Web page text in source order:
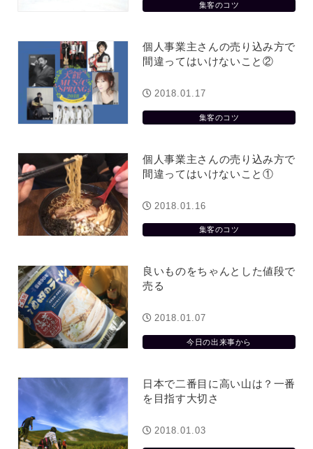
集客のコツ
個人事業主さんの売り込み方で
間違ってはいけないこと②
集客のコツ
2018.01.17
個人事業主さんの売り込み方で
間違ってはいけないこと①
集客のコツ
2018.01.16
良いものをちゃんとした値段で
売る
今日の出来事から
2018.01.07
日本で二番目に高い山は？一番
を目指す大切さ
2018.01.03
してたより利
しまって
って行くときって8～9割方雨なんです